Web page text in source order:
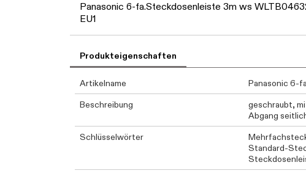
Panasonic 6-fa.Steckdosenleiste 3m ws
EU1
Produkteigenschaften
Artikelname
Panasonic 6-
Beschreibung
geschraubt,
Abgang
Schlüsselwörter
Standard-